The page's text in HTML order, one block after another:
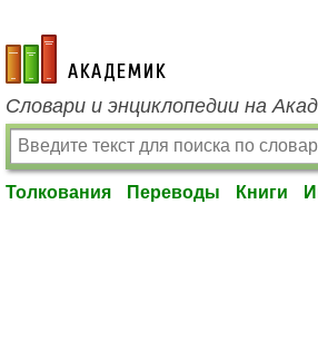
academic.ru
Словари и энциклопедии на
Толкования Переводы Книги